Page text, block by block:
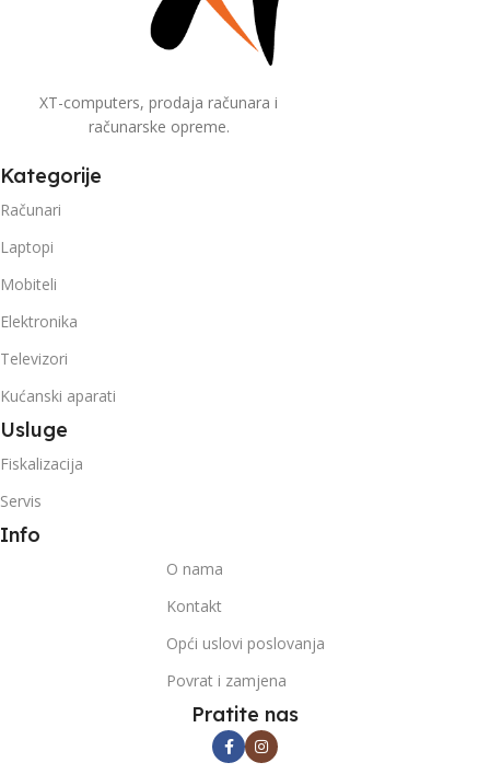
XT-computers, prodaja računara i
računarske opreme.
Kategorije
Računari
Laptopi
Mobiteli
Elektronika
Televizori
Kućanski aparati
Usluge
Fiskalizacija
Servis
Info
O nama
Kontakt
Opći uslovi poslovanja
Povrat i zamjena
Pratite nas